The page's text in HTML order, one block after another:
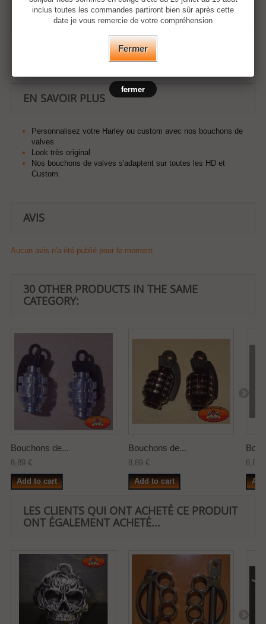
FICHE TECHNIQUE
ABS
EN SAVOIR PLUS
Personnalisez votre Harley ou custom avec nos bouchons de
valves
Look très original
Nos bouchons de valves s'adaptent sur toutes les HD et
Custom.
AVIS
Aucun avis n'a été publié pour le moment.
30 OTHER PRODUCTS IN THE SAME
CATEGORY:
Bouchons de...
8,89 €
Add to cart
Bouchons de...
8,89 €
Add to cart
8,89
LES CLIENTS QUI ONT ACHETÉ CE PRODUIT
ONT ÉGALEMENT ACHETÉ...
inclus toutes les commandes partiront bien sûr après cette
date je vous remercie de votre compréhension
Fermer
fermer